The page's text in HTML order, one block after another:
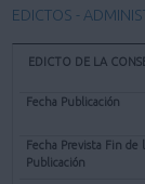
EDICTOS -
EDICTO DE LA